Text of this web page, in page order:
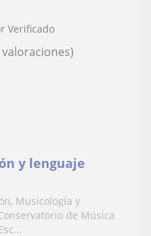
Verificado
valoraciones)
y lenguaje
Musicología y
de Música